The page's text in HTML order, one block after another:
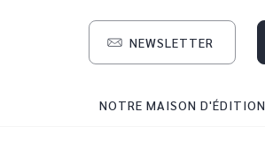
NEWSLETTER
NOTRE MAISON D'ÉDITION